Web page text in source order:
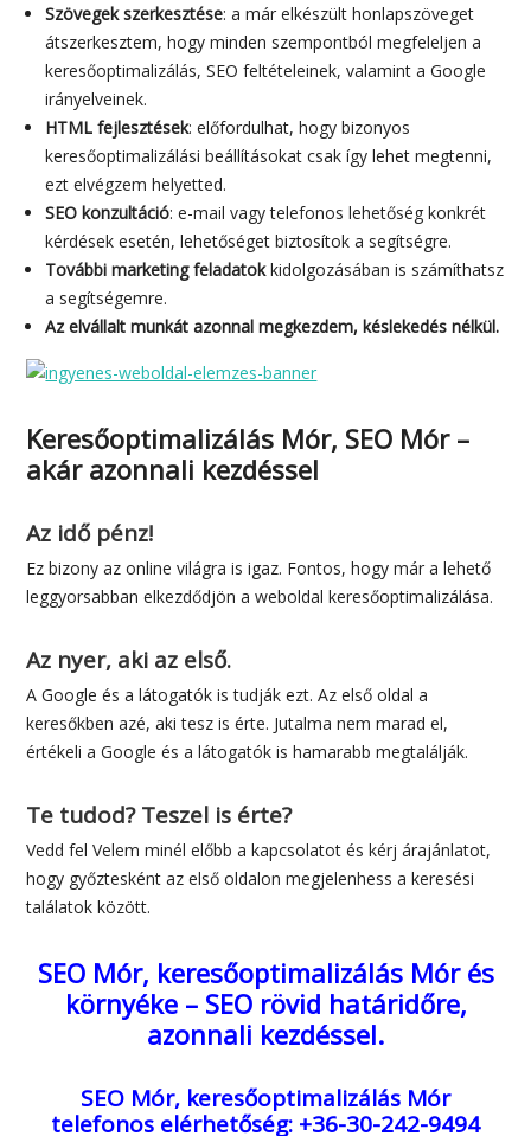
Szövegek szerkesztése: a már elkészült honlapszöveget
átszerkesztem, hogy minden szempontból megfeleljen a
keresőoptimalizálás, SEO feltételeinek, valamint a Google
irányelveinek.
HTML fejlesztések: előfordulhat, hogy bizonyos
keresőoptimalizálási beállításokat csak így lehet megtenni,
ezt elvégzem helyetted.
SEO konzultáció: e-mail vagy telefonos lehetőség konkrét
kérdések esetén, lehetőséget biztosítok a segítségre.
További marketing feladatokkidolgozásában is számíthatsz
a segítségemre.
Az elvállalt munkát azonnal megkezdem, késlekedés nélkül.
Keresőoptimalizálás Mór, SEO Mór –
akár azonnali kezdéssel
Az idő pénz!
Ez bizony az online világra is igaz. Fontos, hogy már a lehető
leggyorsabban elkezdődjön a weboldal keresőoptimalizálása.
Az nyer, aki az első.
A Google és a látogatók is tudják ezt. Az első oldal a
keresőkben azé, aki tesz is érte. Jutalma nem marad el,
értékeli a Google és a látogatók is hamarabb megtalálják.
Te tudod? Teszel is érte?
Vedd fel Velem minél előbb a kapcsolatot és kérj árajánlatot,
hogy győztesként az első oldalon megjelenhess a keresési
találatok között.
SEO Mór, keresőoptimalizálás Mór és
környéke – SEO rövid határidőre,
azonnali kezdéssel.
SEO Mór, keresőoptimalizálás Mór
telefonos elérhetőség: +36-30-242-9494